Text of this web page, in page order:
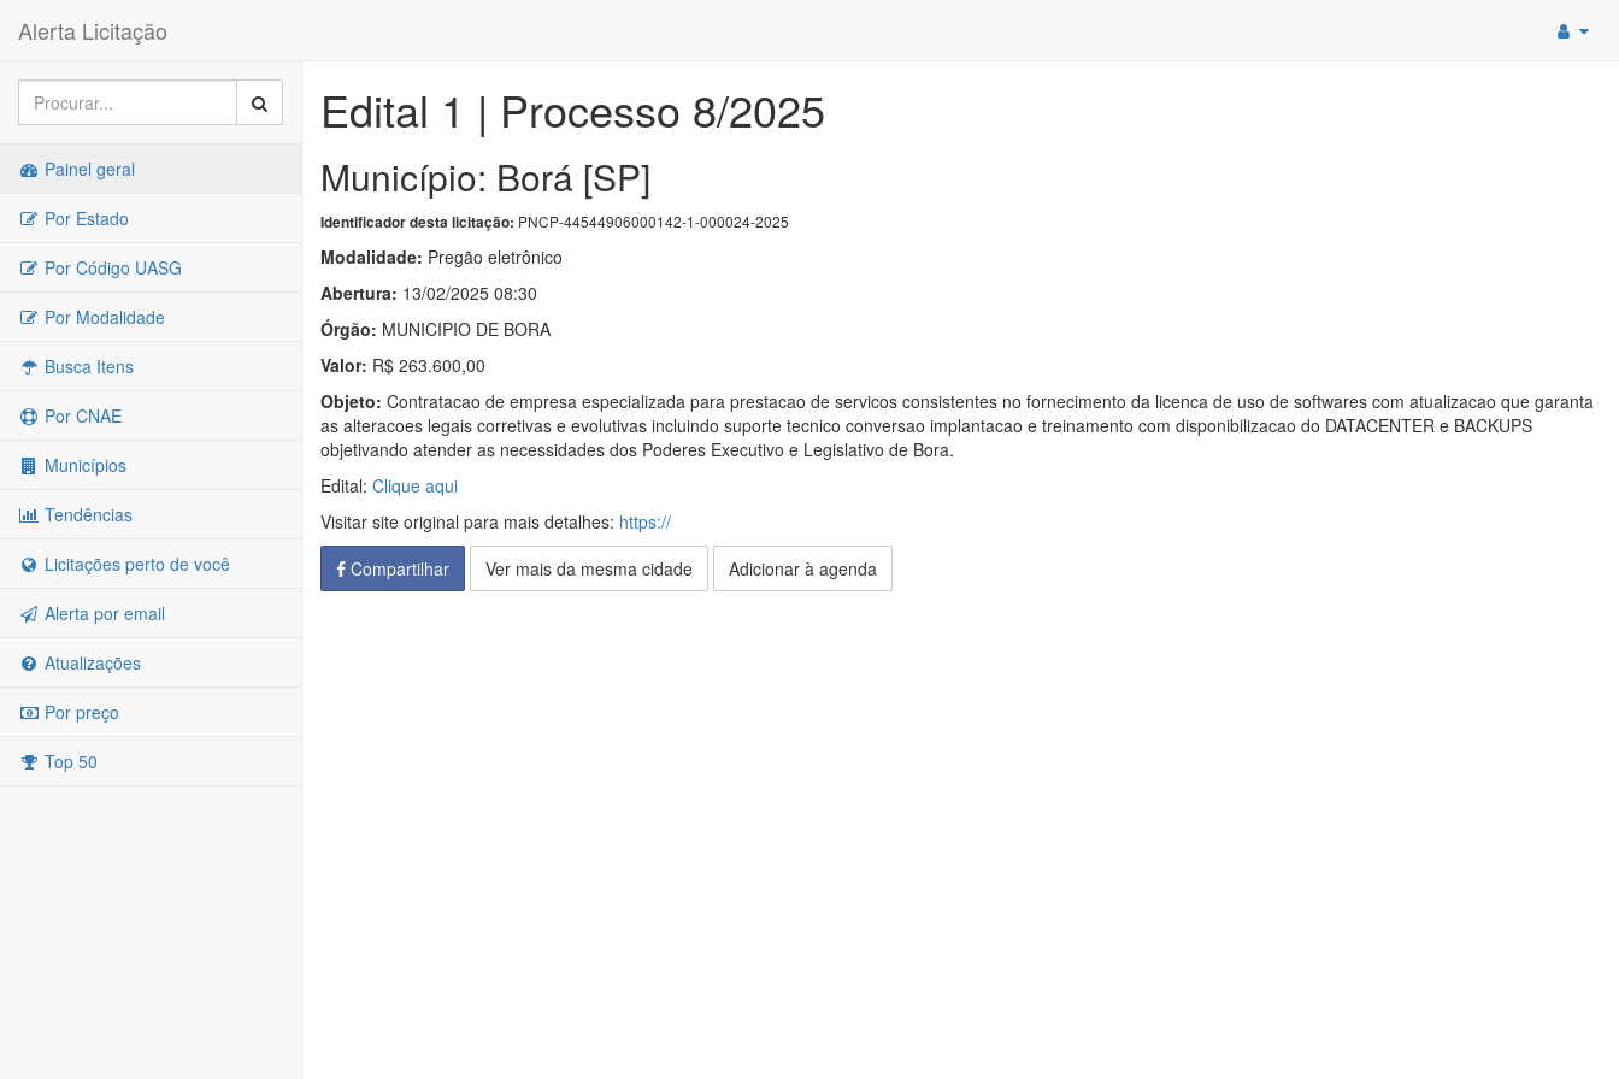
Alerta Licitação
Painel geral
Por Estado
Por Código UASG
Por Modalidade
Busca Itens
Por CNAE
Municípios
Tendências
Licitações perto de você
Alerta por email
Atualizações
Por preço
Top 50
Edital 1 | Processo 8/2025
Município: Borá [SP]
Identificador desta licitação: PNCP-44544906000142-1-000024-2025
Modalidade: Pregão eletrônico
Abertura: 13/02/2025 08:30
Órgão: MUNICIPIO DE BORA
Valor: R$ 263.600,00
Objeto: Contratacao de empresa especializada para prestacao de servicos consistentes no fornecimento da licenca de uso de softwares com atualizacao que garanta
as alteracoes legais corretivas e evolutivas incluindo suporte tecnico conversao implantacao e treinamento com disponibilizacao do DATACENTER e BACKUPS
objetivando atender as necessidades dos Poderes Executivo e Legislativo de Bora.
Edital: Clique aqui
Visitar site original para mais detalhes: https://
Compartilhar
Ver mais da mesma cidade Adicionar à agenda